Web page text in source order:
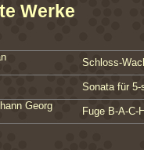
Werke
Schloss-
Sonata für
Georg
Fuge B-A-C-